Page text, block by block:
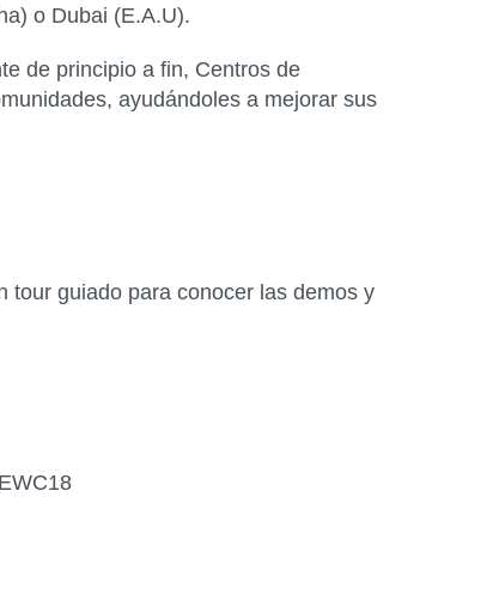
o Dubai (E.A.U).
de principio a fin, Centros de
ayudándoles a mejorar sus
tour guiado para conocer las demos y